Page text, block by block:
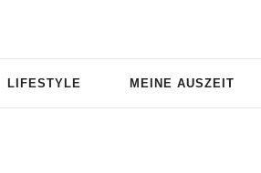
LIFESTYLE MEINE AUSZEIT